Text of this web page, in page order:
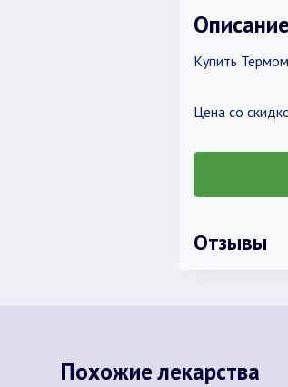
Описание
Купить
Цена со
Отзывы
Похожие лекарства